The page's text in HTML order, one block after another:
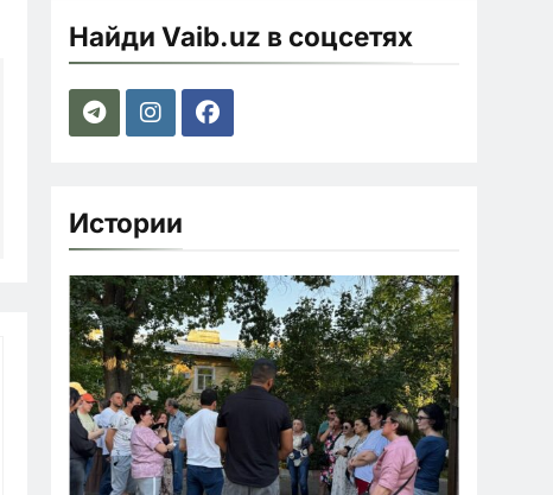
Найди Vaib.uz в соцсетях
Истории